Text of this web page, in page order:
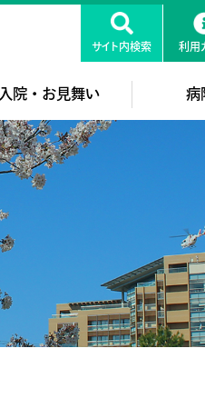
サイト内検索 利用
入院・お見舞い 病